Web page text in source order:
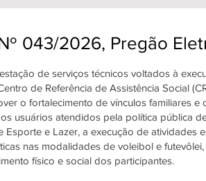
043/2026, Pregão
de serviços técnicos voltados à
de Referência de Assistência Social
o fortalecimento de vínculos familiares e
usuários atendidos pela política pública
e Lazer, a execução de atividades
nas modalidades de voleibol e
físico e social dos participantes.